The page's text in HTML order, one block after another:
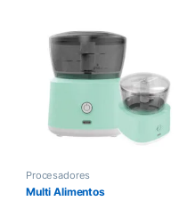
Procesadores
Multi Alimentos